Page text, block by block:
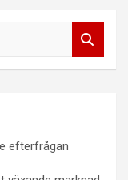
efterfrågan